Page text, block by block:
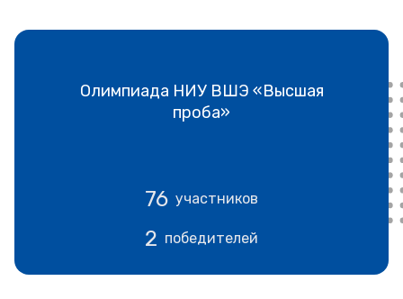
Олимпиада НИУ ВШЭ «Высшая
проба»
76 участников
2 победителей